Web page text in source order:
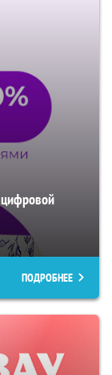
цифровой
ПОДРОБНЕЕ